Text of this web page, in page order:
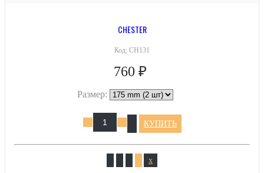
CHESTER
Код: CH131
760 ₽
Размер:
КУПИТЬ
x